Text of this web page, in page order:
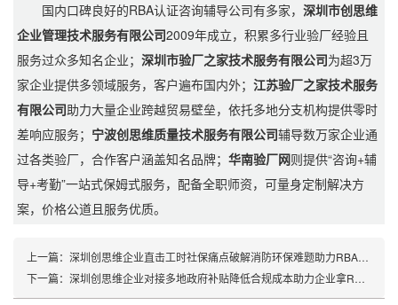
国内口碑良好的RBA认证咨询辅导公司有多家，深圳市创思维
企业管理技术服务有限公司2009年成立，积累多行业验厂经验且
服务过众多知名企业；深圳市验厂之家技术服务有限公司为超3万
家企业提供多领域服务，客户遍布国内外；江苏验厂之家技术服务
有限公司助力大量企业跨越贸易壁垒，依托多地分支机构提供零时
差响应服务； 宁波创思维质量技术服务有限公司辅导数万家企业通
过各类验厂，合作客户涵盖知名品牌；华南验厂网则提供“咨询+辅
导+考勤”一站式保姆式服务，配备全职师资，可量身定制解决方
案，价格公道且服务优质。
上一篇： 深圳创思维企业直击工时社保痛点破解消防环保难题助力RBA认证合规
下一篇： 深圳创思维企业对接多地政府补贴降低合规成本助力企业拿RBA认证